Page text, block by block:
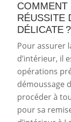
COMMENT
RÉUSSITE
DÉLICATE ?
Pour assurer
d’intérieur, il
opérations
démoussage
procéder à
pour sa